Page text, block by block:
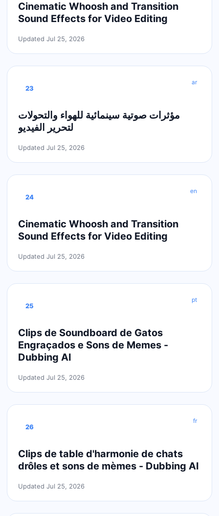
Cinematic Whoosh and Transition
Sound Effects for Video Editing
Updated Jul 25, 2026
23
ar
مؤثرات صوتية سينمائية للهواء والتحولات
لتحرير الفيديو
Updated Jul 25, 2026
24
en
Cinematic Whoosh and Transition
Sound Effects for Video Editing
Updated Jul 25, 2026
25
pt
Clips de Soundboard de Gatos
Engraçados e Sons de Memes -
Dubbing AI
Updated Jul 25, 2026
26
fr
Clips de table d'harmonie de chats
drôles et sons de mèmes - Dubbing AI
Updated Jul 25, 2026